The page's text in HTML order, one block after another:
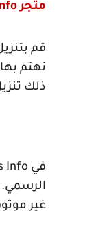
متجر
قم
نهتم
ذلك
في Info
الرسمي.
غير